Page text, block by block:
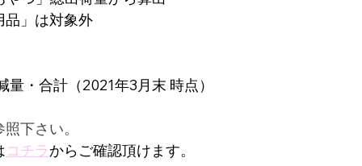
」は対象外
・合計（2021年3月末 時点）
下さい。
コチラからご確認頂けます。